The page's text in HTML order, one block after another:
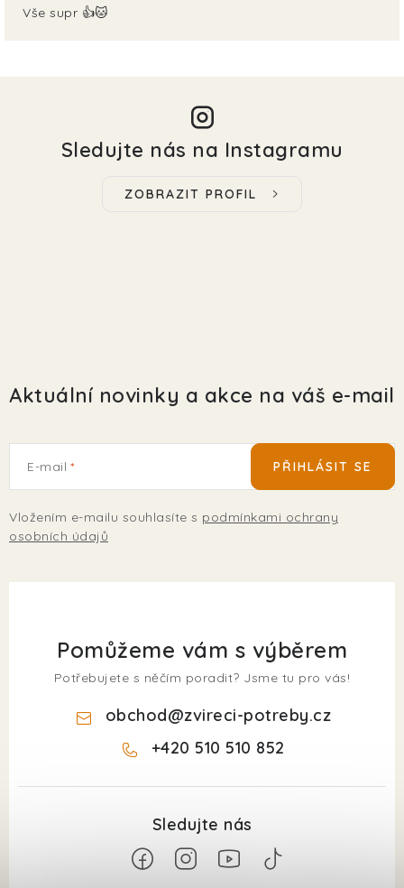
Vše supr 👍🐱
Sledujte nás na Instagramu
ZOBRAZIT PROFIL
Aktuální novinky a akce na váš e-mail
E-mail
Vložením e-mailu souhlasíte s podmínkami ochrany
osobních údajů
PŘIHLÁSIT SE
Pomůžeme vám s výběrem
Potřebujete s něčím poradit? Jsme tu pro vás!
obchod@zvireci-potreby.cz
+420 510 510 852